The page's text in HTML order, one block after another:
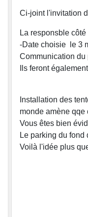
Ci-joint l'invitation
La responsble
-Date choisie le 3
Communication du
Ils feront
Installation des
monde amène qqe
Vous êtes bien
Le parking du
Voilà l'idée plus